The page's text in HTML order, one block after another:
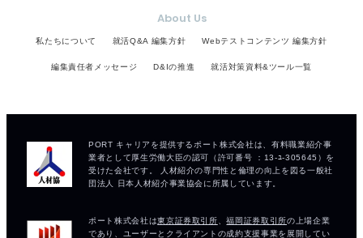
About Us
私たちについて 就活Q&A 編集方針 Webテストコンテンツ 編集方針
編集責任者メッセージ D&Iの推進 就活対策資料&ツール一覧